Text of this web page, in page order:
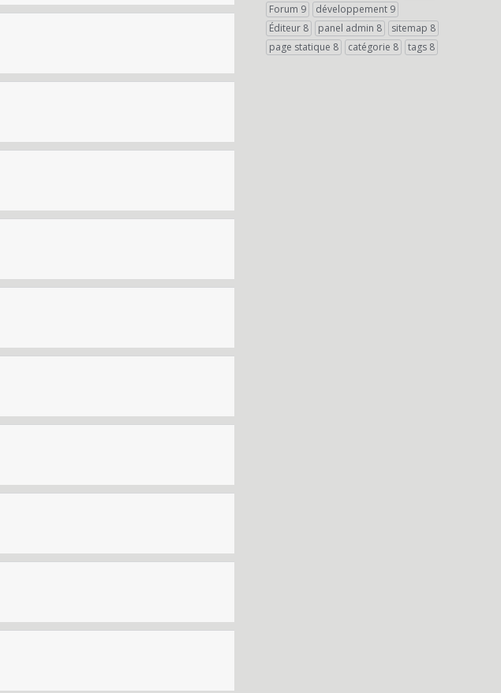
Forum 9 développement 9
Éditeur 8 panel admin 8 sitemap 8
page statique 8 catégorie 8 tags 8